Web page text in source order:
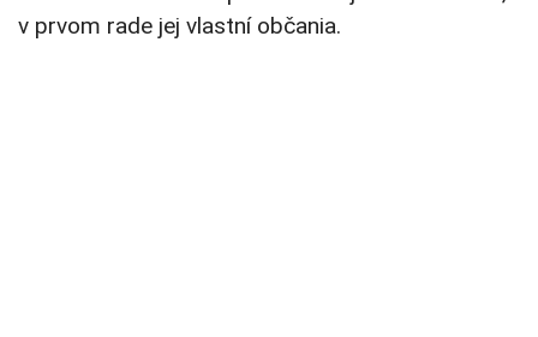
v prvom rade jej vlastní občania.